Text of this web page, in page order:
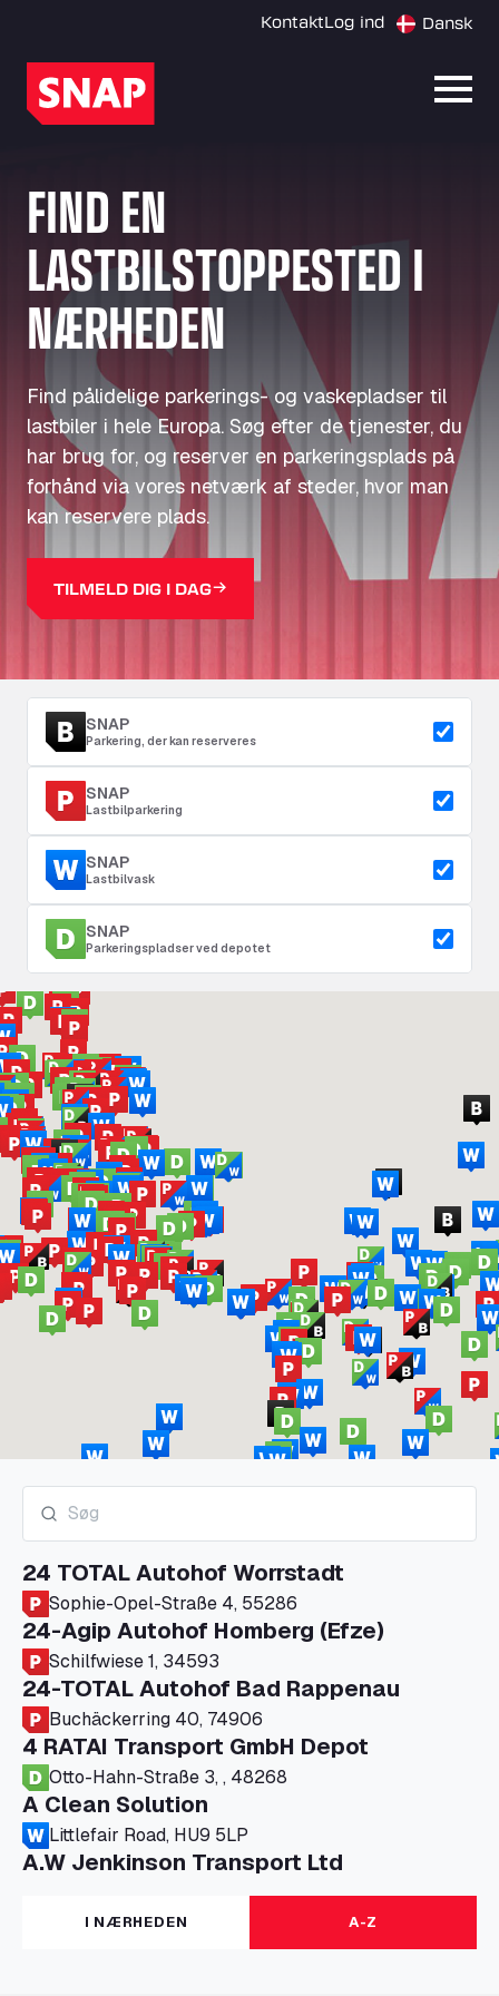
KontaktLog ind Dansk
FIND EN
LASTBILSTOPPESTED I
NÆRHEDEN
Find pålidelige parkerings- og vaskepladser til
lastbiler i hele Europa. Søg efter de tjenester, du
har brug for, og reserver en parkeringsplads på
forhånd via vores netværk af steder, hvor man
kan reservere plads.
TILMELD DIG I DAG
SNAP
Parkering, der kan reserveres
SNAP
Lastbilparkering
SNAP
Lastbilvask
SNAP
Parkeringspladser ved depotet
24 TOTAL Autohof Worrstadt
Sophie-Opel-Straße 4, 55286
24-Agip Autohof Homberg (Efze)
Schilfwiese 1, 34593
24-TOTAL Autohof Bad Rappenau
Buchäckerring 40, 74906
4 RATAI Transport GmbH Depot
Otto-Hahn-Straße 3, , 48268
A Clean Solution
Littlefair Road, HU9 5LP
A.W Jenkinson Transport Ltd
Progress House, ME11 5GA
A+G Nettetal - Depot Parking
Am Panneschopp 7, 41334
I NÆRHEDEN A-Z